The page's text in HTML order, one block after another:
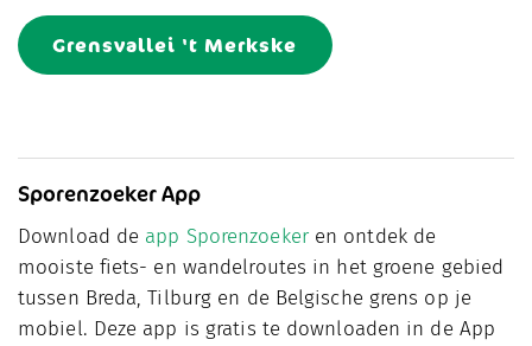
Grensvallei 't Merkske
Sporenzoeker App
Download de app Sporenzoekeren ontdek de
mooiste fiets- en wandelroutes in het groene gebied
tussen Breda, Tilburg en de Belgische grens op je
mobiel. Deze app is gratis te downloaden in de App